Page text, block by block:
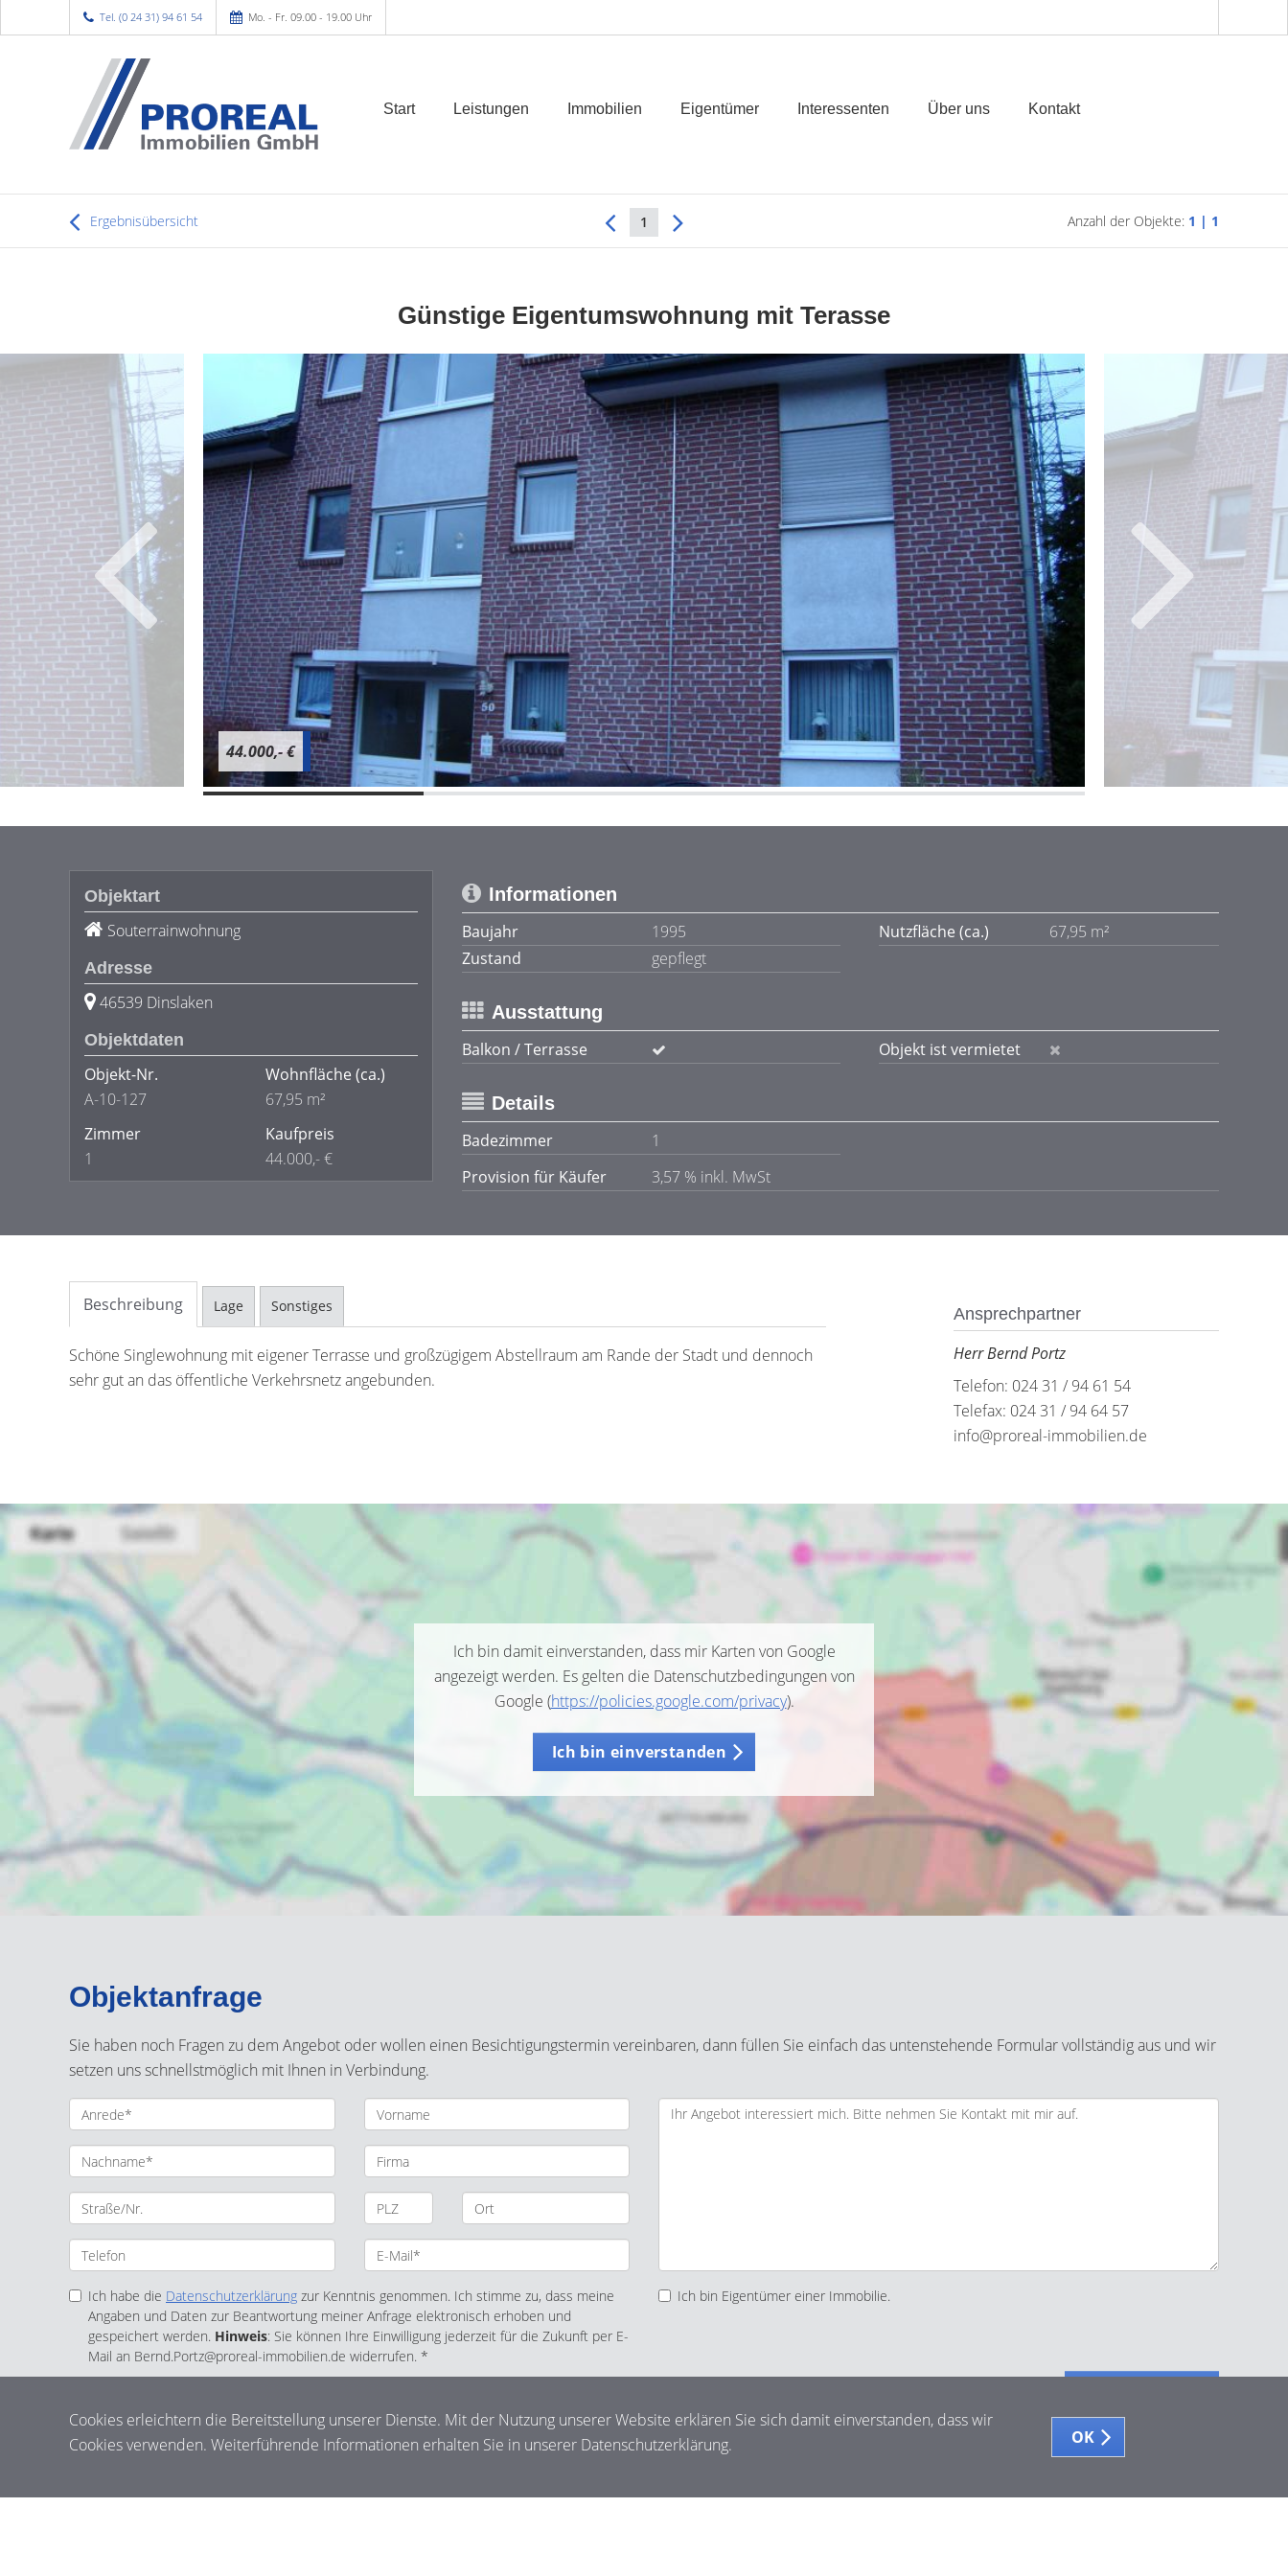
Tel. (0 24 31) 94 61 54 Mo. - Fr. 09.00 - 19.00 Uhr
Start Leistungen Immobilien Eigentümer Interessenten Über uns Kontakt
Ergebnisübersicht 1 Anzahl der Objekte: 1 | 1
Günstige Eigentumswohnung mit Terasse
44.000,- €
Objektart
Souterrainwohnung
Adresse
46539 Dinslaken
Objektdaten
Objekt-Nr.
A-10-127
Wohnfläche (ca.)
67,95 m²
Zimmer
1
Kaufpreis
44.000,- €
Informationen
Baujahr
1995 Nutzfläche (ca.)
67,95 m²
Zustand
gepflegt
Ausstattung
Balkon / Terrasse
Objekt ist vermietet
Details
Badezimmer
1
Provision für Käufer
3,57 % inkl. MwSt
Beschreibung Lage Sonstiges
Schöne Singlewohnung mit eigener Terrasse und großzügigem Abstellraum am Rande der Stadt und dennoch
sehr gut an das öffentliche Verkehrsnetz angebunden.
Ansprechpartner
Herr Bernd Portz
Telefon: 024 31 / 94 61 54
Telefax: 024 31 / 94 64 57
info@proreal-immobilien.de
Ich bin damit einverstanden, dass mir Karten von Google
angezeigt werden. Es gelten die Datenschutzbedingungen von
Google (https://policies.google.com/privacy).
Ich bin einverstanden
Objektanfrage
Sie haben noch Fragen zu dem Angebot oder wollen einen Besichtigungstermin vereinbaren, dann füllen Sie einfach das untenstehende Formular vollständig aus und wir
setzen uns schnellstmöglich mit Ihnen in Verbindung.
Ich habe die Datenschutzerklärung zur Kenntnis genommen. Ich stimme zu, dass meine
Angaben und Daten zur Beantwortung meiner Anfrage elektronisch erhoben und
gespeichert werden. Hinweis: Sie können Ihre Einwilligung jederzeit für die Zukunft per E-
Mail an Bernd.Portz@proreal-immobilien.de widerrufen. *
Ich bin Eigentümer einer Immobilie.
* Pflichtfelder
Cookies erleichtern die Bereitstellung unserer Dienste. Mit der Nutzung unserer Website erklären Sie sich damit einverstanden, dass wir
Cookies verwenden. Weiterführende Informationen erhalten Sie in unserer Datenschutzerklärung.
OK
© PROREAL Immobilien GmbH
Impressum Widerrufsbelehrung
Datenschutz